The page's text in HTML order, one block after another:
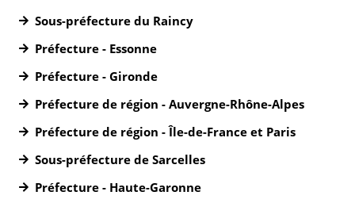
Sous-préfecture du Raincy
Préfecture - Essonne
Préfecture - Gironde
Préfecture de région - Auvergne-Rhône-Alpes
Préfecture de région - Île-de-France et Paris
Sous-préfecture de Sarcelles
Préfecture - Haute-Garonne